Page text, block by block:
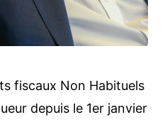
fiscaux Non Habituels
depuis le 1er janvier